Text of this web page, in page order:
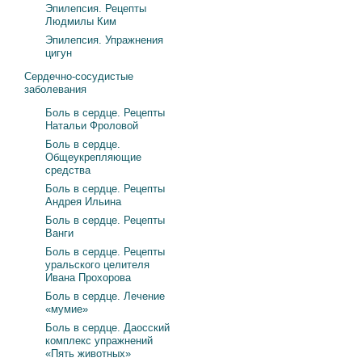
Эпилепсия. Рецепты
Людмилы Ким
Эпилепсия. Упражнения
цигун
Сердечно-сосудистые
заболевания
Боль в сердце. Рецепты
Натальи Фроловой
Боль в сердце.
Общеукрепляющие
средства
Боль в сердце. Рецепты
Андрея Ильина
Боль в сердце. Рецепты
Ванги
Боль в сердце. Рецепты
уральского целителя
Ивана Прохорова
Боль в сердце. Лечение
«мумие»
Боль в сердце. Даосский
комплекс упражнений
«Пять животных»